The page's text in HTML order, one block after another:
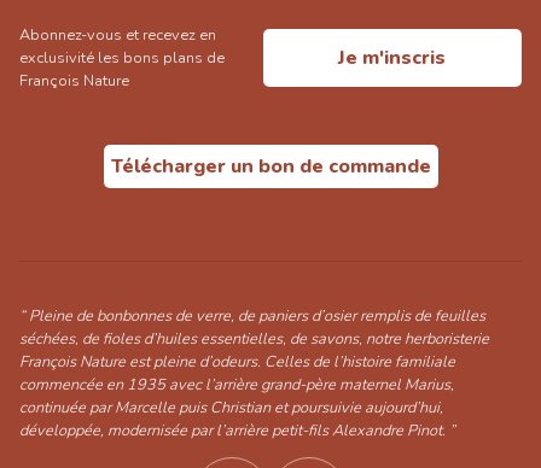
Abonnez-vous et recevez en
exclusivité les bons plans de
François Nature
Je m'inscris
Télécharger un bon de commande
“ Pleine de bonbonnes de verre, de paniers d’osier remplis de feuilles
séchées, de fioles d’huiles essentielles, de savons, notre herboristerie
François Nature est pleine d’odeurs. Celles de l’histoire familiale
commencée en 1935 avec l’arrière grand-père maternel Marius,
continuée par Marcelle puis Christian et poursuivie aujourd’hui,
développée, modernisée par l’arrière petit-fils Alexandre Pinot. ”